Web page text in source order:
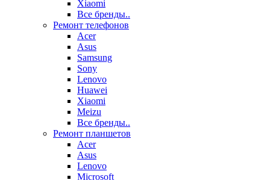
Xiaomi
Все бренды..
Ремонт телефонов
Acer
Asus
Samsung
Sony
Lenovo
Huawei
Xiaomi
Meizu
Все бренды..
Ремонт планшетов
Acer
Asus
Lenovo
Microsoft